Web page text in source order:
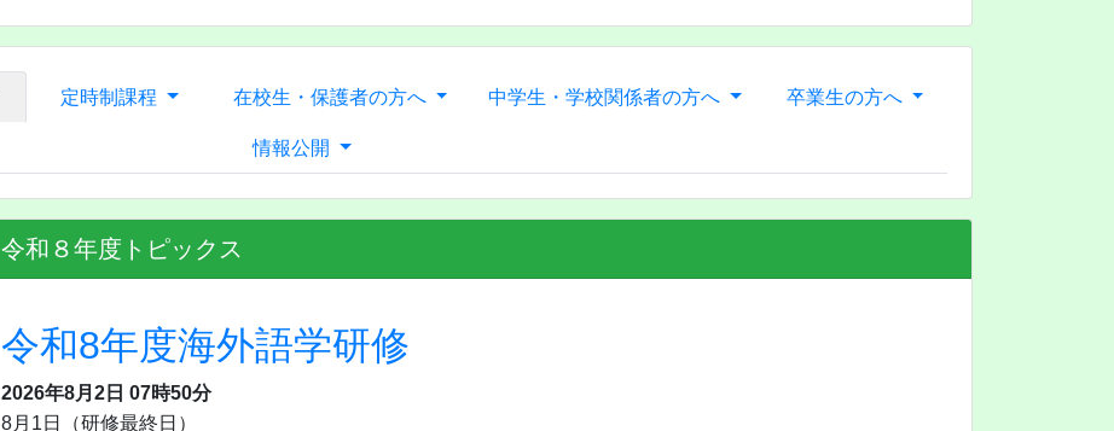
定時制課程 在校生・保護者の方へ 中学生・学校関係者の方へ 卒業生の方へ
情報公開
令和８年度トピックス
令和8年度海外語学研修
2026年8月2日 07時50分
8月1日（研修最終日）